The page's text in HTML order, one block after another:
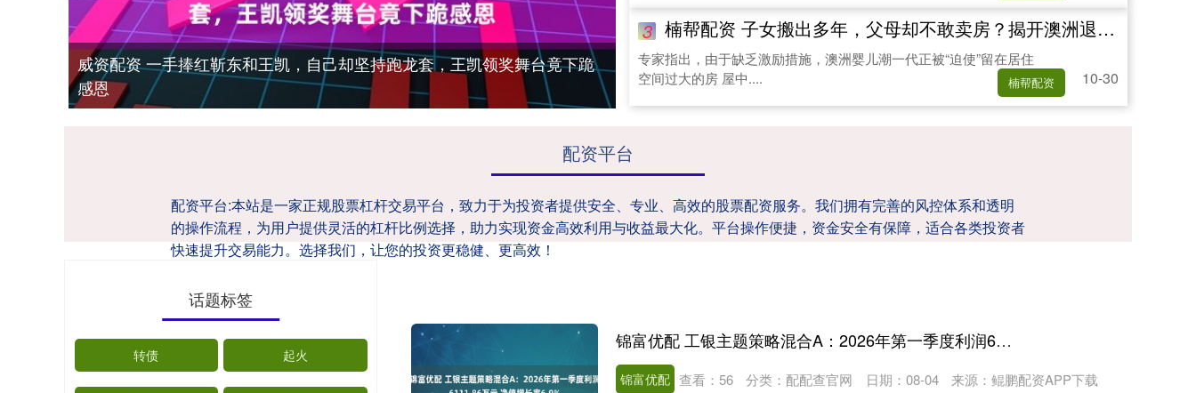
威资配资 一手捧红靳东和王凯，自己却坚持跑龙套，王凯领奖舞台竟下跪
感恩
3 楠帮配资 子女搬出多年，父母却不敢卖房？揭开澳洲退休族不搬家的制度黑洞_房产_Gannon_Council
10-30
专家指出，由于缺乏激励措施，澳洲婴儿潮一代正被“迫使”留在居住
空间过大的房 屋中....
楠帮配资
配资平台
配资平台:本站是一家正规股票杠杆交易平台，致力于为投资者提供安全、专业、高效的股票配资服务。我们拥有完善的风控体系和透明
的操作流程，为用户提供灵活的杠杆比例选择，助力实现资金高效利用与收益最大化。平台操作便捷，资金安全有保障，适合各类投资者
快速提升交易能力。选择我们，让您的投资更稳健、更高效！
锦富优配 工银主题策略混合A：2026年第一季度利润6111.86万元 净值增长率6.9%
锦富优配 日期：08-04 来源：鲲鹏配资APP下载
查看： 56 分类： 配配查官网
话题标签
转债 起火